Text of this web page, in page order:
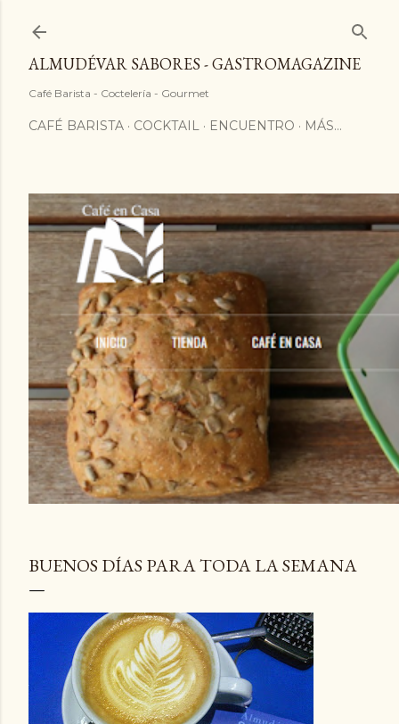
ALMUDÉVAR SABORES - GASTROMAGAZINE
Café Barista - Coctelería - Gourmet
CAFÉ BARISTA COCKTAIL ENCUENTRO MÁS…
BUENOS DÍAS PARA TODA LA SEMANA